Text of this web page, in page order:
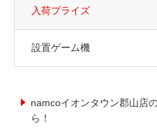
入荷プライズ
設置ゲーム機
namcoイオンタウン郡山店
ら！